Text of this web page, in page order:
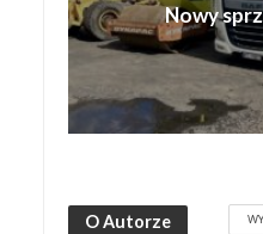
Nowy
O Autorze